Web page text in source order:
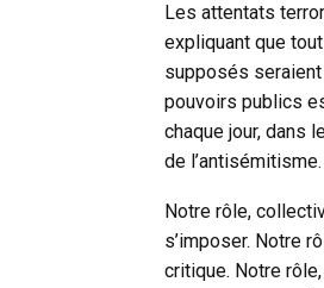
Les attentats
expliquant que
supposés
pouvoirs publics
chaque jour, dans
de l’antisémitisme.
Notre rôle,
s’imposer. Notre
critique. Notre